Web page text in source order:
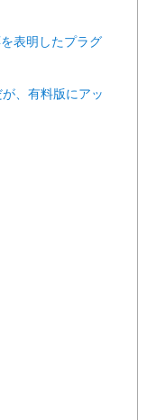
表明したプラグ
、有料版にアッ